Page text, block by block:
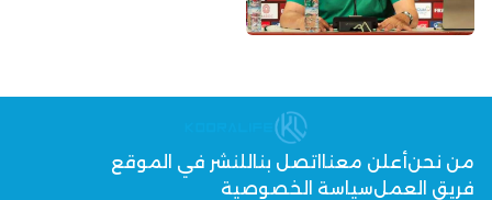
من نحنأعلن معنا اتصل بنا للنشر في الموقع
فريق العملسياسة الخصوصية